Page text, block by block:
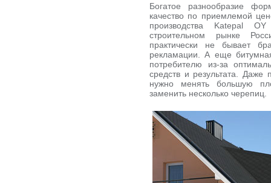
Богатое разнообразие
качество по приемлемой
производства Katepal
строительном рынке
практически не бывает
рекламации. А еще
потребителю из-за
средств и результата.
нужно менять большую
заменить несколько черепиц.